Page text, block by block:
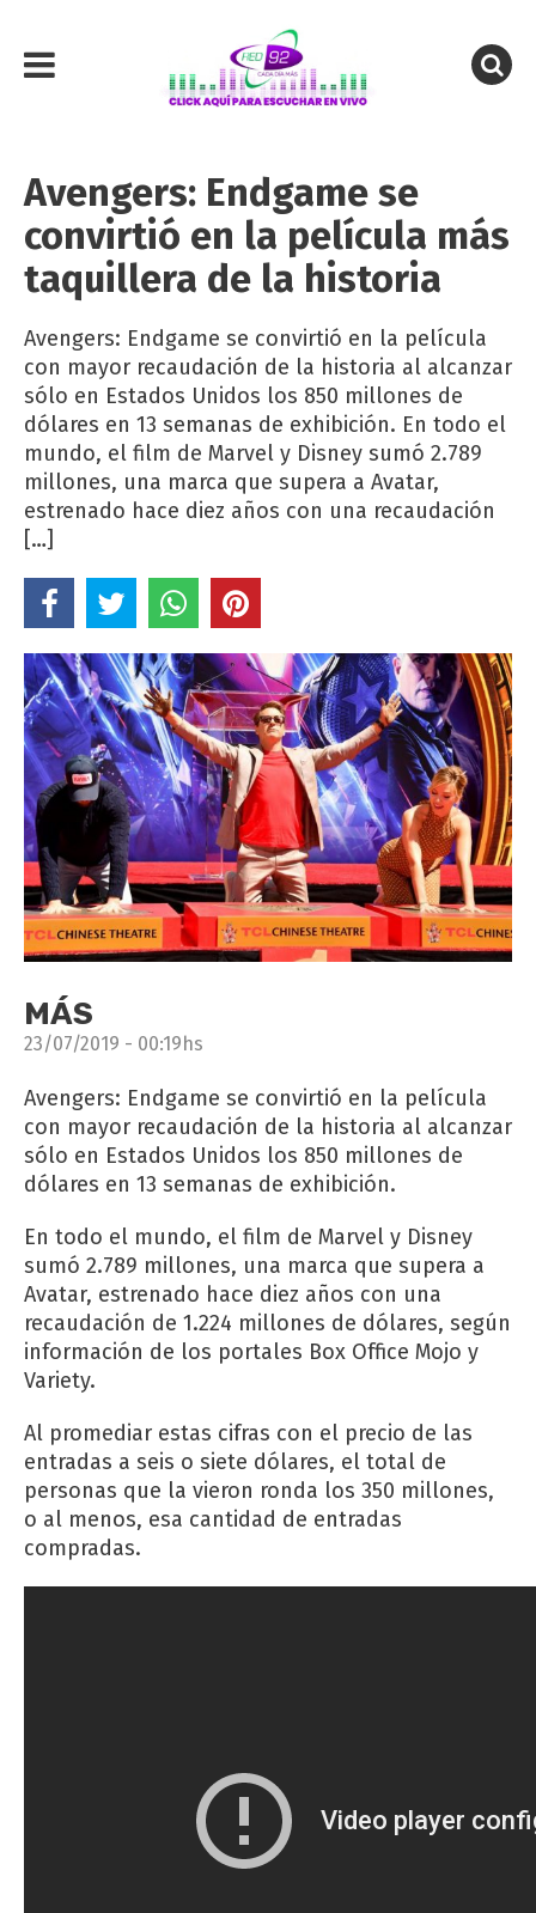
Avengers: Endgame se
convirtió en la película más
taquillera de la historia
Avengers: Endgame se convirtió en la película
con mayor recaudación de la historia al alcanzar
sólo en Estados Unidos los 850 millones de
dólares en 13 semanas de exhibición. En todo el
mundo, el film de Marvel y Disney sumó 2.789
millones, una marca que supera a Avatar,
estrenado hace diez años con una recaudación
[…]
MÁS
23/07/2019 - 00:19hs
Avengers: Endgame se convirtió en la película
con mayor recaudación de la historia al alcanzar
sólo en Estados Unidos los 850 millones de
dólares en 13 semanas de exhibición.
En todo el mundo, el film de Marvel y Disney
sumó 2.789 millones, una marca que supera a
Avatar, estrenado hace diez años con una
recaudación de 1.224 millones de dólares, según
información de los portales Box Office Mojo y
Variety.
Al promediar estas cifras con el precio de las
entradas a seis o siete dólares, el total de
personas que la vieron ronda los 350 millones,
o al menos, esa cantidad de entradas
compradas.